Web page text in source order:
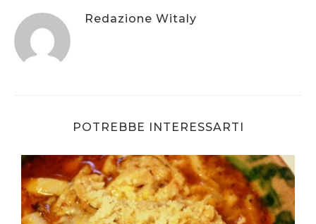
Redazione Witaly
POTREBBE INTERESSARTI